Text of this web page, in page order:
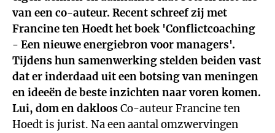
van een co-auteur. Recent schreef zij met
Francine ten Hoedt het boek 'Conflictcoaching
- Een nieuwe energiebron voor managers'.
Tijdens hun samenwerking stelden beiden vast
dat er inderdaad uit een botsing van meningen
en ideeën de beste inzichten naar voren komen.
Lui, dom en dakloosCo-auteur Francine ten
Hoedt is jurist. Na een aantal omzwervingen